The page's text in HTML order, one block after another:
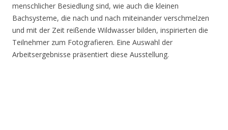
menschlicher Besiedlung sind, wie auch die kleinen
Bachsysteme, die nach und nach miteinander verschmelzen
und mit der Zeit reißende Wildwasser bilden, inspirierten die
Teilnehmer zum Fotografieren. Eine Auswahl der
Arbeitsergebnisse präsentiert diese Ausstellung.